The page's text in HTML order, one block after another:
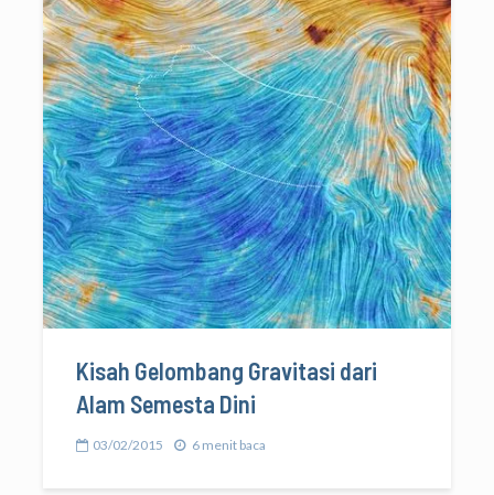
Kisah Gelombang Gravitasi dari
Alam Semesta Dini
03/02/2015 6 menit baca